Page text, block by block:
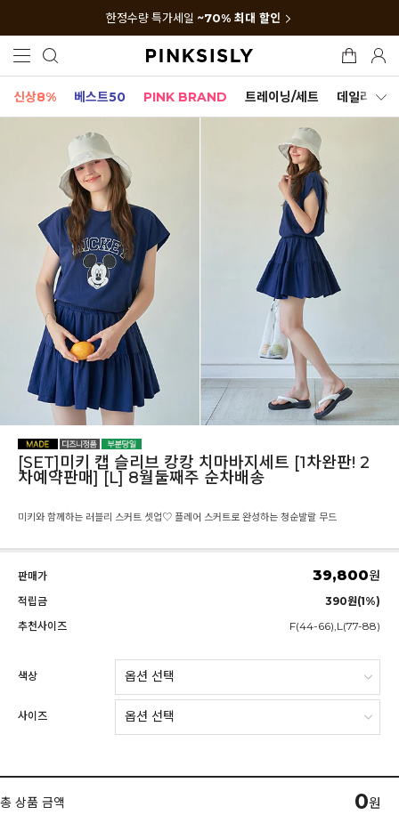
한정수량 특가세일 ~70% 최대 할인
신상8% 베스트50 PINK BRAND 트레이닝/세트 데일리세트
[SET]미키 캡 슬리브 캉캉 치마바지세트 [1차완판! 2
차예약판매] [L] 8월둘째주 순차배송
미키와 함께하는 러블리 스커트 셋업♡ 플레어 스커트로 완성하는 청순발랄 무드
판매가 39,800원
적립금
390원(1%)
추천사이즈
F(44-66),L(77-88)
색상
사이즈
총 상품 금액 0원